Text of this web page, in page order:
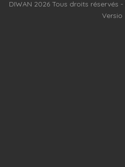
DIWAN 2026 Tous droits réservés -
Versio